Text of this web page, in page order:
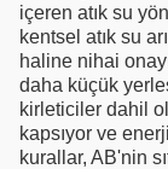
içeren atık su
kentsel atık su
haline nihai
daha küçük
kirleticiler dahil
kapsıyor ve
kurallar, AB'nin